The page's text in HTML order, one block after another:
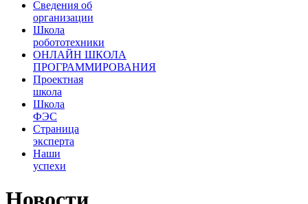
Сведения об
организации
Школа
робототехники
ОНЛАЙН ШКОЛА
ПРОГРАММИРОВАНИЯ
Проектная
школа
Школа
ФЭС
Страница
эксперта
Наши
успехи